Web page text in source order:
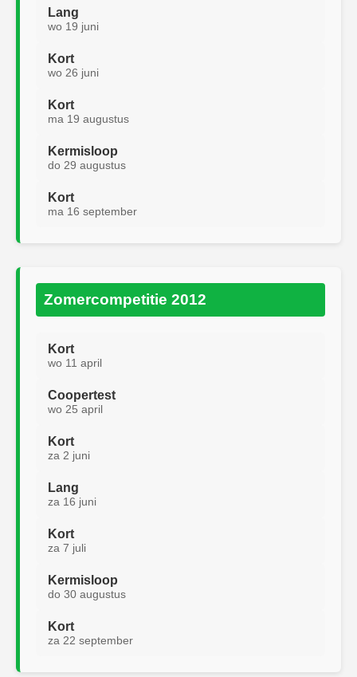
Lang
wo 19 juni
Kort
wo 26 juni
Kort
ma 19 augustus
Kermisloop
do 29 augustus
Kort
ma 16 september
Zomercompetitie 2012
Kort
wo 11 april
Coopertest
wo 25 april
Kort
za 2 juni
Lang
za 16 juni
Kort
za 7 juli
Kermisloop
do 30 augustus
Kort
za 22 september